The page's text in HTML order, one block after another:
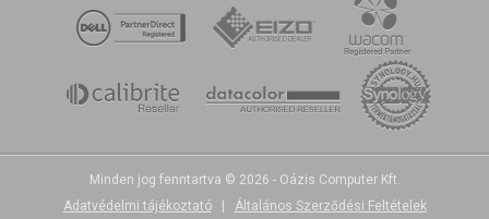
Minden jog fenntartva © 2026 - Oázis Computer Kft.
Adatvédelmi tájékoztató
Általános Szerződési Feltételek